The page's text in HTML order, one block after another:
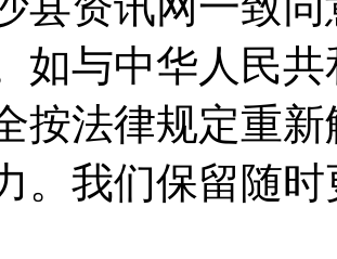
如与中华人民
按法律规定重
。我们保留随